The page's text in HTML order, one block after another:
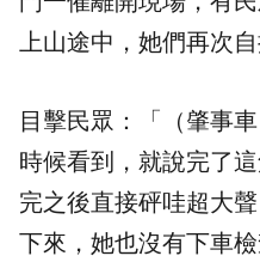
上山途中，她們再次自
目擊民眾：「（肇事
時候看到，就說完了
完之後直接砰哇超大
下來，她也沒有下車